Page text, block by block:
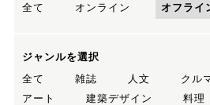
全て
オンライン オフライ
ジャンルを選択
全て
雑誌 人文
クル
アート
建築デザイン 料理